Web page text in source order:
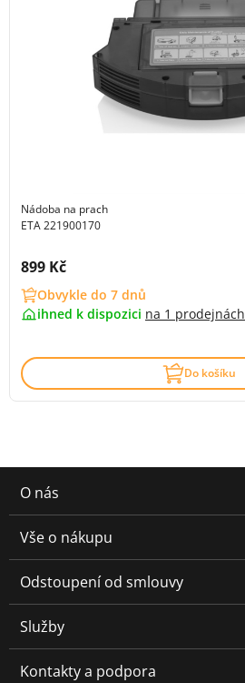
Nádoba na prach
ETA 221900170
Cena s DPH:
899 Kč
Obvykle do 7 dnů
ihned k dispozici na 1 prodejnách
Do košíku
O nás
Vše o nákupu
Odstoupení od smlouvy
Služby
Kontakty a podpora